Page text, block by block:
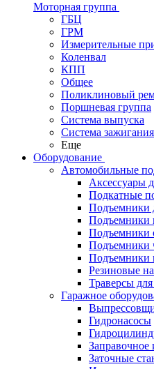
Моторная группа
ГБЦ
ГРМ
Измерительные
Коленвал
КПП
Общее
Поликлиновый
Поршневая группа
Система выпуска
Система зажигания
Еще
Оборудование
Автомобильные
Аксессуары
Подкатные
Подъемники
Подъемники
Подъемники
Подъемники
Подъемники
Резиновые
Траверсы
Гаражное
Гидронасосы
Заправочное
Заточные